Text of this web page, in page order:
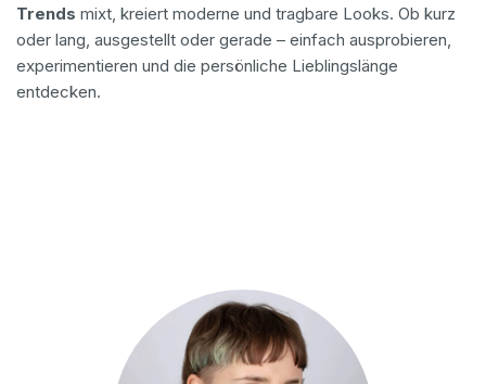
Trends mixt, kreiert moderne und tragbare Looks. Ob kurz
oder lang, ausgestellt oder gerade – einfach ausprobieren,
experimentieren und die persönliche Lieblingslänge
entdecken.